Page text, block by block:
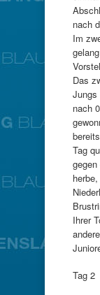
nach
Im
Das
Jungs
nach
Tag
Ihrer
Tag 2